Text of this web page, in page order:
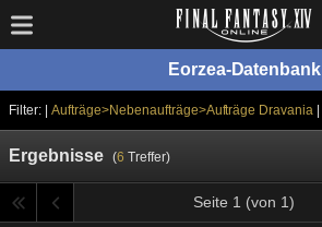
Eorzea-Datenbank
Filter: | Aufträge>Nebenaufträge>Aufträge Dravania
Ergebnisse (6 Treffer)
Seite 1 (von 1)